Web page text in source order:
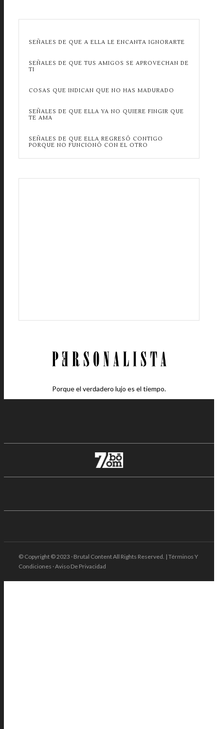
SEÑALES DE QUE A ELLA LE ENCANTA IGNORARTE
SEÑALES DE QUE TUS AMIGOS SE APROVECHAN DE
TI
COSAS QUE INDICAN QUE NO HAS MADURADO
SEÑALES DE QUE ELLA YA NO QUIERE FINGIR QUE
TE AMA
SEÑALES DE QUE ELLA REGRESÓ CONTIGO
PORQUE NO FUNCIONÓ CON EL OTRO
Porque el verdadero lujo es el tiempo.
© Copyright © 2023 · Brutal Content All Rights Reserved. | Términos Y
Condiciones · Aviso De Privacidad